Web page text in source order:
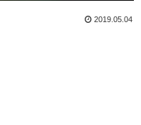
2019.05.04